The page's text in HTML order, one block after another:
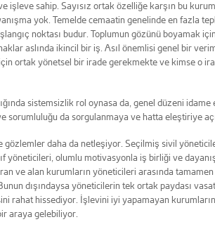
işleve sahip. Sayısız ortak özelliğe karşın bu
yok. Temelde cemaatin genelinde en fazla
noktası budur. Toplumun gözünü boyamak
aslında ikincil bir iş. Asıl önemlisi genel bir
ortak yönetsel bir irade gerekmekte ve kimse o
sistemsizlik rol oynasa da, genel düzeni
sorumluluğu da sorgulanmaya ve hatta eleştiriye
gözlemler daha da netleşiyor. Seçilmiş sivil
yöneticileri, olumlu motivasyonla iş birliği ve
ve alan kurumların yöneticileri arasında
dışındaysa yöneticilerin tek ortak paydası
rahat hissediyor. İşlevini iyi yapamayan
araya gelebiliyor.